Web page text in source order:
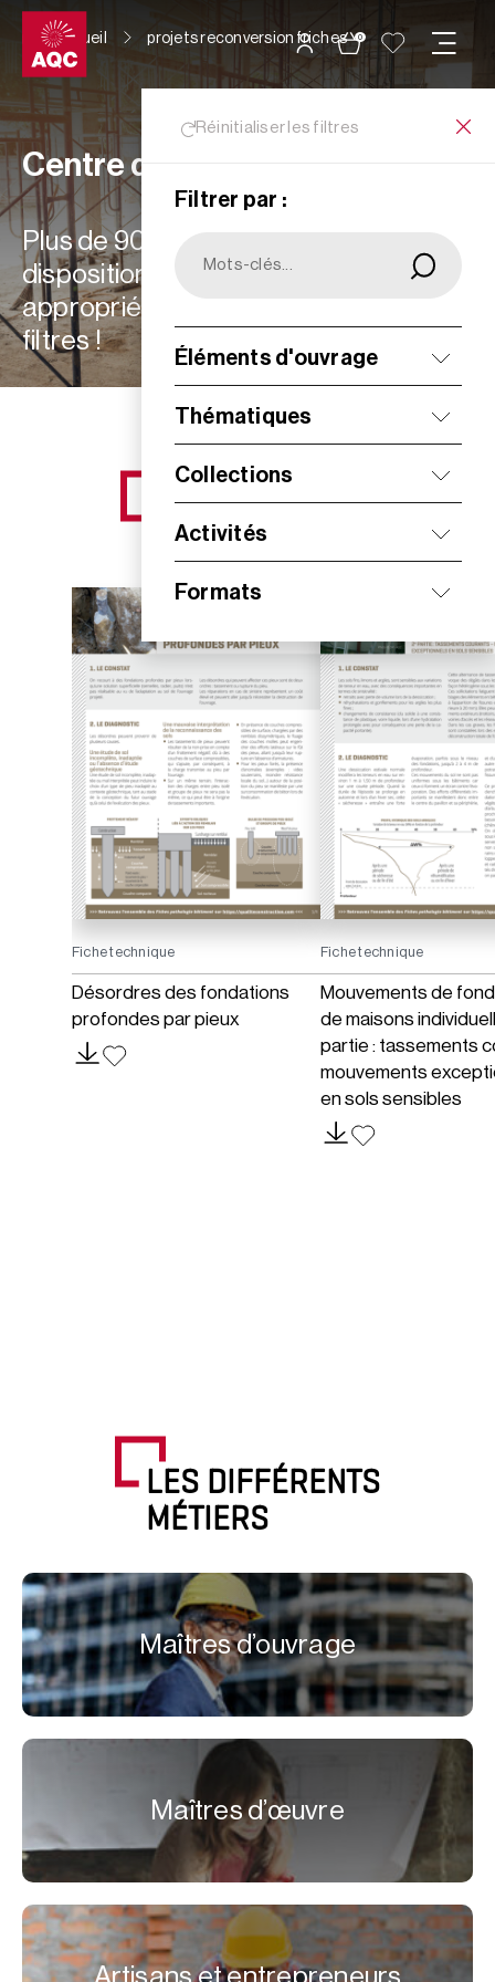
Panneau de gestion des cookies
0
Accueil projets reconversion friches
Réinitialiser les filtres
Filtrer par :
Éléments d'ouvrage
Thématiques
Collections
Activités
Formats
Centre de ressources
Plus de 900 ressources à votre
disposition : choisissez les plus
appropriées à vos besoins grâce aux
filtres !
NOS NOUVEAUTÉS
Fiche technique
Désordres des fondations
profondes par pieux
Fiche technique
Mouvements de
de maisons
partie : tassements
mouvements
en sols sensibles
LES DIFFÉRENTS
MÉTIERS
Maîtres d’ouvrage
Maîtres d’œuvre
Artisans et entrepreneurs